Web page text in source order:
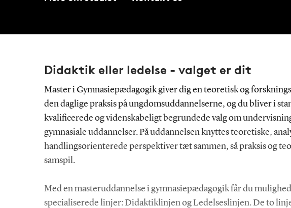
Didaktik eller ledelse - valget er dit
Master i Gymnasiepædagogik giver dig en teoretisk og
den daglige praksis på ungdomsuddannelserne, og du bliver i
kvalificerede og videnskabeligt begrundede valg om
gymnasiale uddannelser. På uddannelsen knyttes teoretiske,
handlingsorienterede perspektiver tæt sammen, så praksis og
samspil.
Med en masteruddannelse i gymnasiepædagogik får du
specialiserede linjer: Didaktiklinjen og Ledelseslinjen. De to